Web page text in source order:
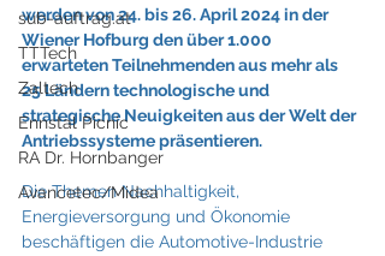
sub-auftrag.at
TTTech
Zaltech
Ennstal Picnic
RA Dr. Hornbanger
Avancetec/Midea
werden von 24. bis 26. April 2024 in der
Wiener Hofburg den über 1.000
erwarteten Teilnehmenden aus mehr als
25 Ländern technologische und
strategische Neuigkeiten aus der Welt der
Antriebssysteme präsentieren.
Die Themen Nachhaltigkeit,
Energieversorgung und Ökonomie
beschäftigen die Automotive-Industrie